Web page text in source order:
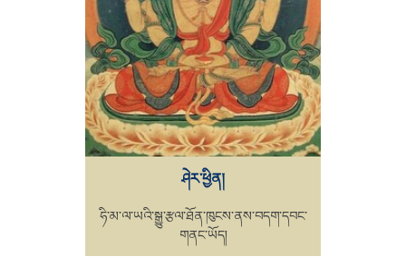
ཤེར་ཕྱིན།
ཧི་མ་ལ་ཡའི་སྒྱུ་རྩལ་ཐོན་ཁུངས་ནས་བདག་དབང་
གནང་ཡོད།